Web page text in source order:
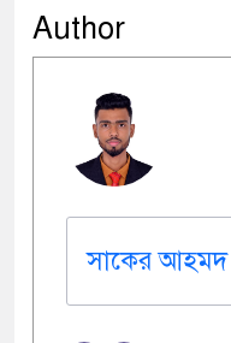
Author
সাকের আহমদ